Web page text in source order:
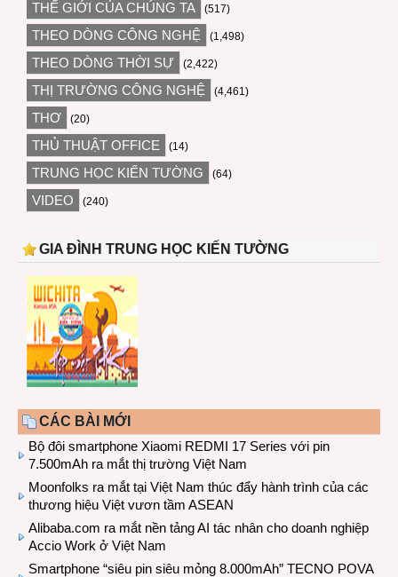
THẾ GIỚI CỦA CHÚNG TA (517)
THEO DÒNG CÔNG NGHỆ (1,498)
THEO DÒNG THỜI SỰ (2,422)
THỊ TRƯỜNG CÔNG NGHỆ (4,461)
THƠ (20)
THỦ THUẬT OFFICE (14)
TRUNG HỌC KIẾN TƯỜNG (64)
VIDEO (240)
GIA ĐÌNH TRUNG HỌC KIẾN TƯỜNG
CÁC BÀI MỚI
Bộ đôi smartphone Xiaomi REDMI 17 Series với pin
7.500mAh ra mắt thị trường Việt Nam
Moonfolks ra mắt tại Việt Nam thúc đẩy hành trình của các
thương hiệu Việt vươn tầm ASEAN
Alibaba.com ra mắt nền tảng AI tác nhân cho doanh nghiệp
Accio Work ở Việt Nam
Smartphone “siêu pin siêu mỏng 8.000mAh” TECNO POVA